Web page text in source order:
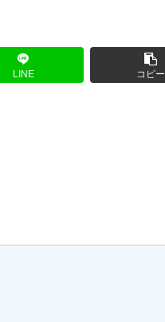
LINE コピー